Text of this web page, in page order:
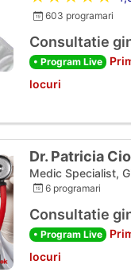
603 programari
Consultatie
• Program Live
locuri
Dr. Patricia
Medic Specialist,
6 programari
Consultatie
• Program Live
locuri